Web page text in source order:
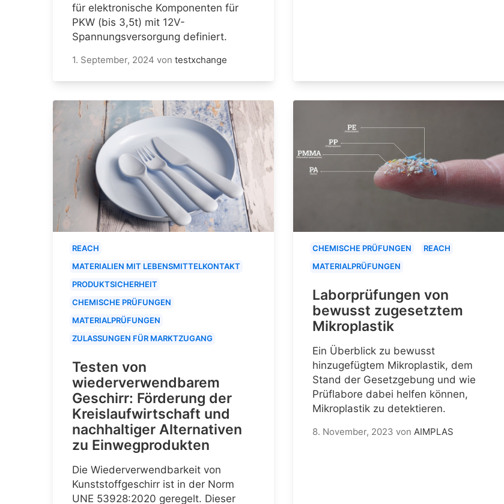
für elektronische Komponenten für
PKW (bis 3,5t) mit 12V-
Spannungsversorgung definiert.
1. September, 2024 von testxchange
REACH
MATERIALIEN MIT LEBENSMITTELKONTAKT
PRODUKTSICHERHEIT
CHEMISCHE PRÜFUNGEN
MATERIALPRÜFUNGEN
ZULASSUNGEN FÜR MARKTZUGANG
Testen von
wiederverwendbarem
Geschirr: Förderung der
Kreislaufwirtschaft und
nachhaltiger Alternativen
zu Einwegprodukten
Die Wiederverwendbarkeit von
Kunststoffgeschirr ist in der Norm
UNE 53928:2020 geregelt. Dieser
CHEMISCHE PRÜFUNGEN
REACH
MATERIALPRÜFUNGEN
Laborprüfungen von
bewusst zugesetztem
Mikroplastik
Ein Überblick zu bewusst
hinzugefügtem Mikroplastik, dem
Stand der Gesetzgebung und wie
Prüflabore dabei helfen können,
Mikroplastik zu detektieren.
8. November, 2023 von AIMPLAS